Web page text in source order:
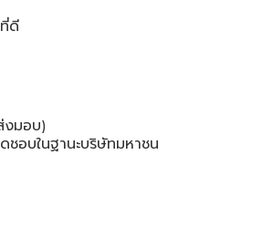
ดี
งมอบ)
อบในฐานะบริษัทมหาชน